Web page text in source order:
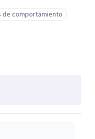
de todo aquello que
y comprensión
de relacionarte
un espacio
tu historia, darle
nuevas formas de
de comportamiento